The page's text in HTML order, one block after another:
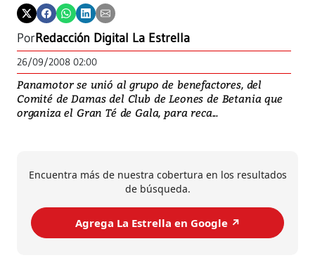
PorRedacción Digital La Estrella
26/09/2008 02:00
Panamotor se unió al grupo de benefactores, del
Comité de Damas del Club de Leones de Betania que
organiza el Gran Té de Gala, para reca...
Encuentra más de nuestra cobertura en los resultados
de búsqueda.
Agrega La Estrella en Google ↗️